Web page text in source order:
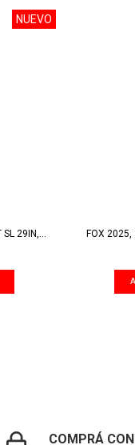
NUEVO
SL 29IN,... FOX 2025,
COMPRÁ